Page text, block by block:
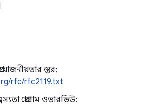
স্তর:
rfc/rfc2119.txt
প্রোগ্রাম ওভারভিউ: